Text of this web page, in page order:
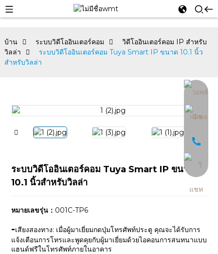
บ้าน ระบบวิดีโออินเตอร์คอม
วิดีโออินเตอร์คอม IP สำหรับ
วิลล่า
ระบบวิดีโออินเตอร์คอม Tuya Smart IP ขนาด 10.1 นิ้ว
สำหรับวิลล่า
ระบบวิดีโออินเตอร์คอม Tuya Smart IP ขนาด
10.1 นิ้วสำหรับวิลล่า
หมายเลขรุ่น： 001C-TP6
-เสียงสองทาง: เมื่อผู้มาเยี่ยมกดปุ่มโทรศัพท์ประตู คุณจะได้รับการ
แจ้งเตือนการโทรและพูดคุยกับผู้มาเยี่ยมด้วยไอคอนการสนทนาแบบ
แฮนด์ฟรีในโทรศัพท์ภายในอาคาร